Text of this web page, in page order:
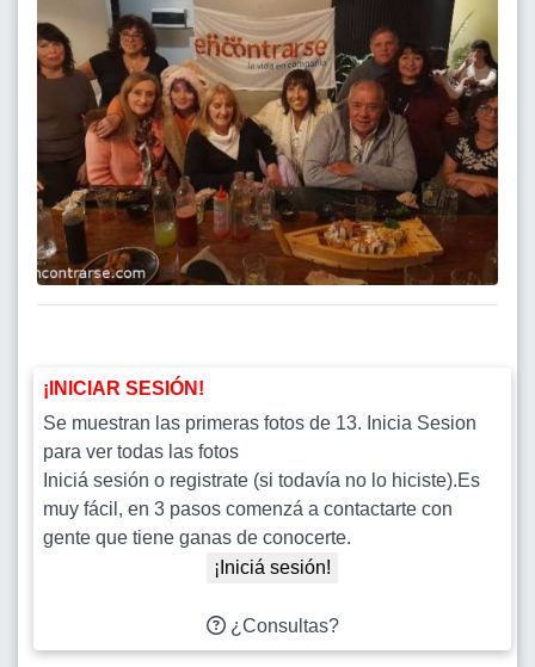
¡INICIAR SESIÓN!
Se muestran las primeras fotos de 13. Inicia Sesion
para ver todas las fotos
Iniciá sesión o registrate (si todavía no lo hiciste).Es
muy fácil, en 3 pasos comenzá a contactarte con
gente que tiene ganas de conocerte.
¡Iniciá sesión!
¿Consultas?